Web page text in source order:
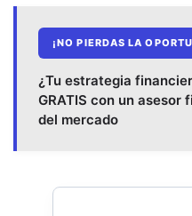
¡NO PIERDAS LA
¿Tu estrategia
GRATIS con un
del mercado